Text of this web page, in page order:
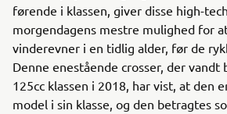
førende i klassen, giver disse high-
morgendagens mestre mulighed for
vinderevner i en tidlig alder, før de
Denne enestående crosser, der vandt
125cc klassen i 2018, har vist, at den
model i sin klasse, og den betragtes